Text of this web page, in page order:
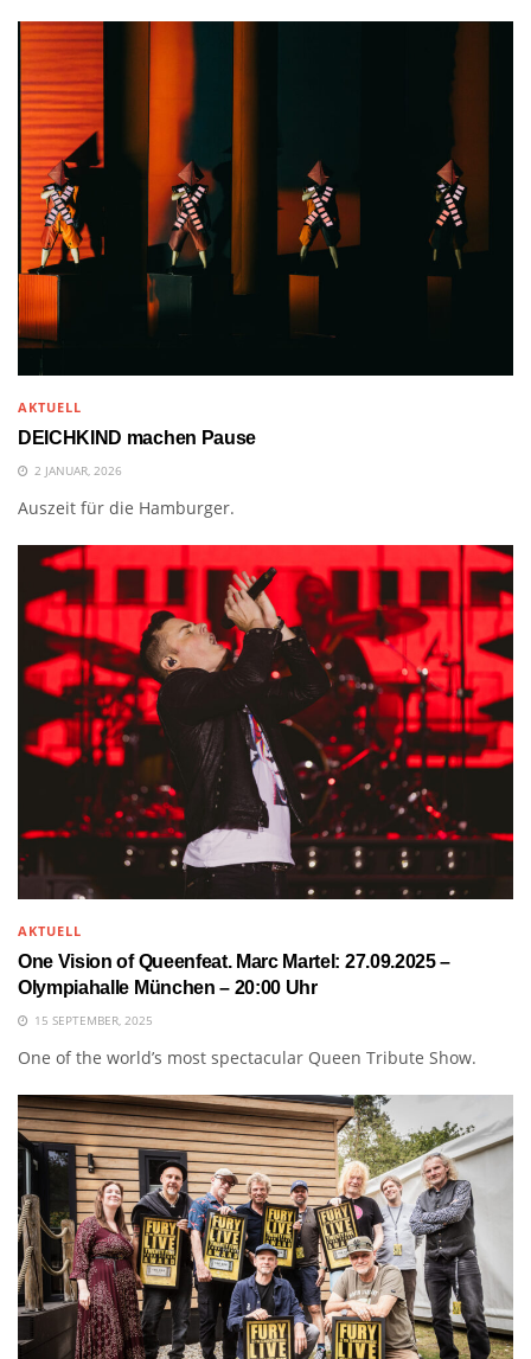
AKTUELL
DEICHKIND machen Pause
2 JANUAR, 2026
Auszeit für die Hamburger.
AKTUELL
One Vision of Queenfeat. Marc Martel: 27.09.2025 –
Olympiahalle München – 20:00 Uhr
15 SEPTEMBER, 2025
One of the world’s most spectacular Queen Tribute Show.